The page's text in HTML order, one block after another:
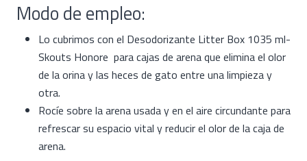
Modo de empleo:
Lo cubrimos con el Desodorizante Litter Box 1035 ml-
Skouts Honore para cajas de arena que elimina el olor
de la orina y las heces de gato entre una limpieza y
otra.
Rocíe sobre la arena usada y en el aire circundante para
refrescar su espacio vital y reducir el olor de la caja de
arena.